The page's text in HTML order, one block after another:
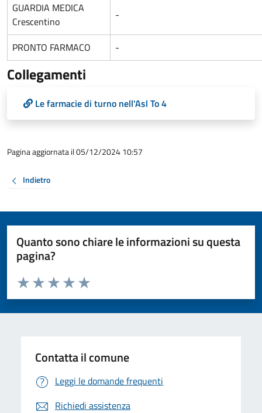
GUARDIA MEDICA
Crescentino
-
PRONTO FARMACO -
Collegamenti
Le farmacie di turno nell'Asl To 4
Pagina aggiornata il 05/12/2024 10:57
Indietro
Quanto sono chiare le informazioni su questa
pagina?
Valuta da 1 a 5 stelle la pagina
Valuta 5 stelle su 5
Valuta 4 stelle su 5
Valuta 3 stelle su 5
Valuta 2 stelle su 5
Valuta 1 stelle su 5
Contatta il comune
Leggi le domande frequenti
Richiedi assistenza